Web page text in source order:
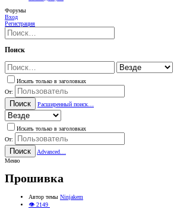
Форумы
Вход
Регистрация
Поиск
Искать только в заголовках
От:
Поиск Расширенный поиск…
Искать только в заголовках
От:
Поиск
Advanced…
Меню
Прошивка
Автор темы Ninjakem
👁 2149